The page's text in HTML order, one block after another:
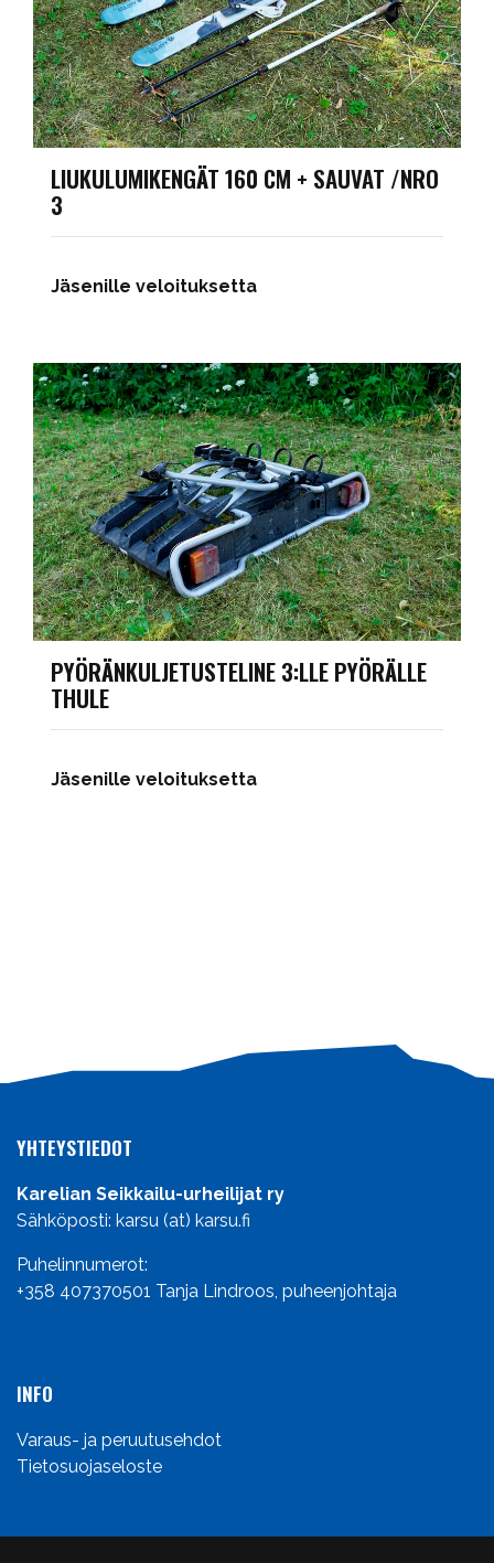
LIUKULUMIKENGÄT 160 CM + SAUVAT /NRO
3
Jäsenille veloituksetta
PYÖRÄNKULJETUSTELINE 3:LLE PYÖRÄLLE
THULE
Jäsenille veloituksetta
YHTEYSTIEDOT
Karelian Seikkailu-urheilijat ry
Sähköposti: karsu (at) karsu.fi
Puhelinnumerot:
+358 407370501 Tanja Lindroos, puheenjohtaja
INFO
Varaus- ja peruutusehdot
Tietosuojaseloste